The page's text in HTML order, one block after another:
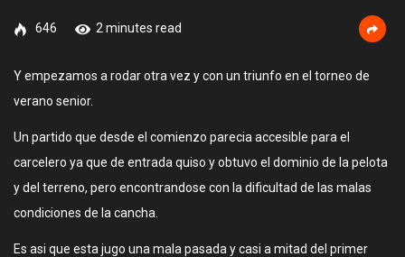
646 2 minutes read
Y empezamos a rodar otra vez y con un triunfo en el torneo de
verano senior.
Un partido que desde el comienzo parecia accesible para el
carcelero ya que de entrada quiso y obtuvo el dominio de la pelota
y del terreno, pero encontrandose con la dificultad de las malas
condiciones de la cancha.
Es asi que esta jugo una mala pasada y casi a mitad del primer